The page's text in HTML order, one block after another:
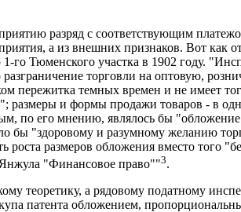
разряд с соответствующим
а из внешних признаков. Вот как
го Тюменского участка в 1902 году.
торговли на оптовую,
пережитка темных времен и не имеет
размеры и формы продажи товаров - в
по его мнению, являлось бы
бы "здоровому и разумному желанию
роста размеров обложения вместо того
Янжула "Финансовое право""3.
теоретику, а рядовому податному
патента обложением,